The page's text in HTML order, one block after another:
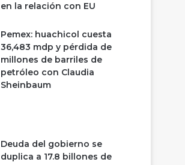
en la relación con EU
Pemex: huachicol cuesta
36,483 mdp y pérdida de
millones de barriles de
petróleo con Claudia
Sheinbaum
Deuda del gobierno se
duplica a 17.8 billones de